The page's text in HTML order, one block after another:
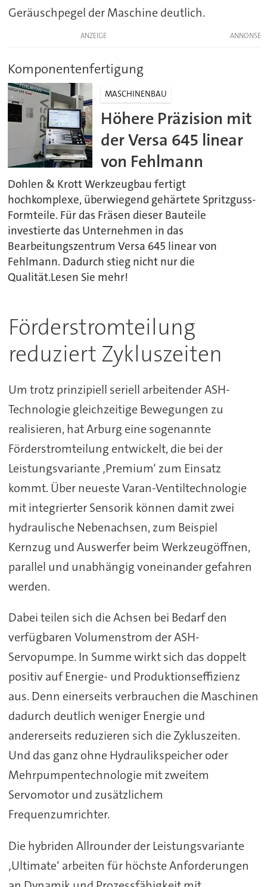
Geräuschpegel der Maschine deutlich.
ANZEIGE
Komponentenfertigung
MASCHINENBAU
Höhere Präzision mit
der Versa 645 linear
von Fehlmann
Dohlen & Krott Werkzeugbau fertigt
hochkomplexe, überwiegend gehärtete Spritzguss-
Formteile. Für das Fräsen dieser Bauteile
investierte das Unternehmen in das
Bearbeitungszentrum Versa 645 linear von
Fehlmann. Dadurch stieg nicht nur die
Qualität.Lesen Sie mehr!
Förderstromteilung
reduziert Zykluszeiten
Um trotz prinzipiell seriell arbeitender ASH-
Technologie gleichzeitige Bewegungen zu
realisieren, hat Arburg eine sogenannte
Förderstromteilung entwickelt, die bei der
Leistungsvariante ‚Premium‘ zum Einsatz
kommt. Über neueste Varan-Ventiltechnologie
mit integrierter Sensorik können damit zwei
hydraulische Nebenachsen, zum Beispiel
Kernzug und Auswerfer beim Werkzeugöffnen,
parallel und unabhängig voneinander gefahren
werden.
Dabei teilen sich die Achsen bei Bedarf den
verfügbaren Volumenstrom der ASH-
Servopumpe. In Summe wirkt sich das doppelt
positiv auf Energie- und Produktionseffizienz
aus. Denn einerseits verbrauchen die Maschinen
dadurch deutlich weniger Energie und
andererseits reduzieren sich die Zykluszeiten.
Und das ganz ohne Hydraulikspeicher oder
Mehrpumpentechnologie mit zweitem
Servomotor und zusätzlichem
Frequenzumrichter.
Die hybriden Allrounder der Leistungsvariante
‚Ultimate‘ arbeiten für höchste Anforderungen